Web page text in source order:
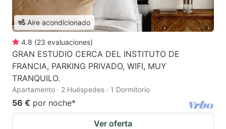
Aire acondicionado
4.8 (23 evaluaciones)
GRAN ESTUDIO CERCA DEL INSTITUTO DE
FRANCIA, PARKING PRIVADO, WIFI, MUY
TRANQUILO.
Apartamento · 2 Huéspedes · 1 Dormitorio
56 € por noche*
Ver oferta